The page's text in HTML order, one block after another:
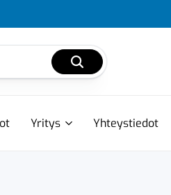
Yritys Yhteystiedot